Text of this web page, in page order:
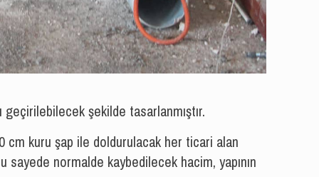
şekilde tasarlanmıştır.
cm kuru şap ile doldurulacak her ticari alan
normalde kaybedilecek hacim, yapının